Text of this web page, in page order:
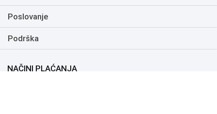
Poslovanje
Podrška
NAČINI PLAĆANJA